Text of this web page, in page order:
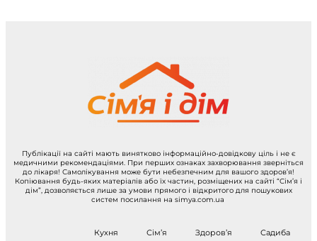
Публікації на сайті мають винятково інформаційно-довідкову ціль і не є
медичними рекомендаціями. При перших ознаках захворювання зверніться
до лікаря! Самолікування може бути небезпечним для вашого здоров’я!
Копіювання будь-яких матеріалів або їх частин, розміщених на сайті “Сім’я і
дім”, дозволяється лише за умови прямого і відкритого для пошукових
систем посилання на simya.com.ua
Кухня Сім’я Здоров’я Садиба